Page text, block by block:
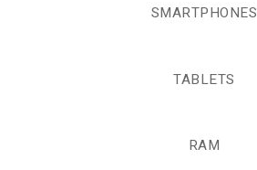
SMARTPHONES
TABLETS
RAM